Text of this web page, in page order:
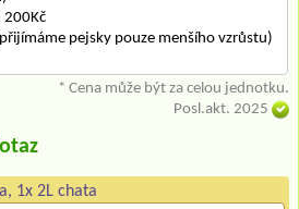
200Kč
pejsky pouze menšího vzrůstu)
* Cena může být za celou jednotku.
Posl.akt. 2025
1x 2L chata